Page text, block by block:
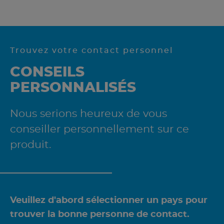
Trouvez votre contact personnel
CONSEILS
PERSONNALISÉS
Nous serions heureux de vous
conseiller personnellement sur ce
produit.
Veuillez d'abord sélectionner un pays pour
trouver la bonne personne de contact.